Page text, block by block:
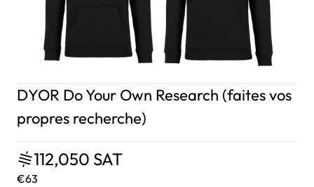
DYOR Do Your Own Research (faites vos
propres recherche)
112,050 SAT
€63